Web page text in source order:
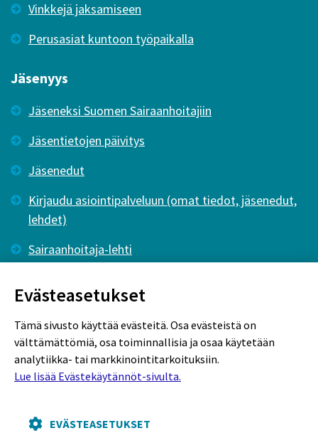
Vinkkejä jaksamiseen
Perusasiat kuntoon työpaikalla
Jäsenyys
Jäseneksi Suomen Sairaanhoitajiin
Jäsentietojen päivitys
Jäsenedut
Kirjaudu asiointipalveluun (omat tiedot, jäsenedut,
lehdet)
Sairaanhoitaja-lehti
Evästekäytännöt
Evästeasetukset
Tämä sivusto käyttää evästeitä. Osa evästeistä on
välttämättömiä, osa toiminnallisia ja osaa käytetään
analytiikka- tai markkinointitarkoituksiin.
Lue lisää Evästekäytännöt-sivulta.
EVÄSTEASETUKSET